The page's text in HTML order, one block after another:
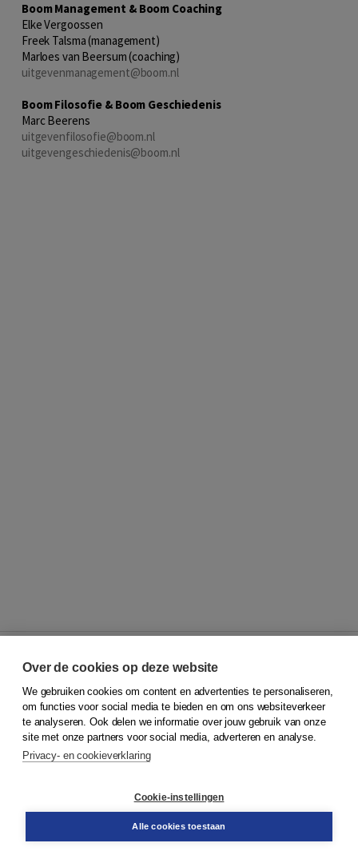
Boom Management & Boom Coaching
Elke Vergoossen
Freek Talsma (management)
Marloes van Beersum (coaching)
uitgevenmanagement@boom.nl
Boom Filosofie & Boom Geschiedenis
Marc Beerens
uitgevenfilosofie@boom.nl
uitgevengeschiedenis@boom.nl
© 2026Koninklijke Boom uitgevers
Klantenservice
Service & informatie
Contact
Over de cookies op deze website
We gebruiken cookies om content en advertenties te personaliseren,
om functies voor social media te bieden en om ons websiteverkeer
te analyseren. Ook delen we informatie over jouw gebruik van onze
site met onze partners voor social media, adverteren en analyse.
Privacy- en cookieverklaring
Cookie-instellingen
Alle cookies toestaan